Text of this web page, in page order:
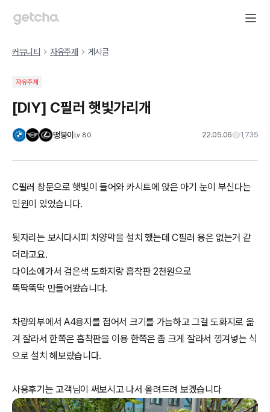
커뮤니티 자유주제 게시글
자유주제
[DIY] C필러 햇빛가리개
떵붕이 Lv 80 22.05.06 1,735
C필러 창문으로 햇빛이 들어와 카시트에 앉은 아기 눈이 부신다는
민원이 있었습니다.
뒷자리는 보시다시피 차양막을 설치 했는데 C필러 용은 없는거 같
더라고요.
다이소에가서 검은색 도화지랑 흡착판 2천원으로
뚝딱뚝딱 만들어봤습니다.
차량외부에서 A4용지를 접어서 크기를 가늠하고 그걸 도화지로 옮
겨 잘라서 한쪽은 흡착판을 이용 한쪽은 좀 크게 잘라서 낑겨넣는 식
으로 설치 해보랐습니다.
사용후기는 고객님이 써보시고 나서 올려드려 보겠습니다